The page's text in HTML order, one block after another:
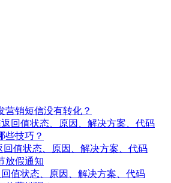
营销短信没有转化？
回值状态、原因、解决方案、代码
些技巧？
回值状态、原因、解决方案、代码
放假通知
值状态、原因、解决方案、代码